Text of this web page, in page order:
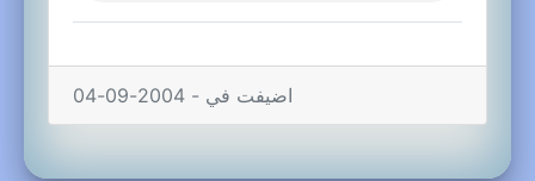
اضيفت في - 2004-09-04